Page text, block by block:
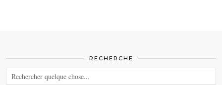
RECHERCHE